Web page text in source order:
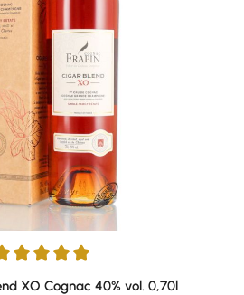
von 5 von 5 Sternen
XO Cognac 40% vol. 0,70l